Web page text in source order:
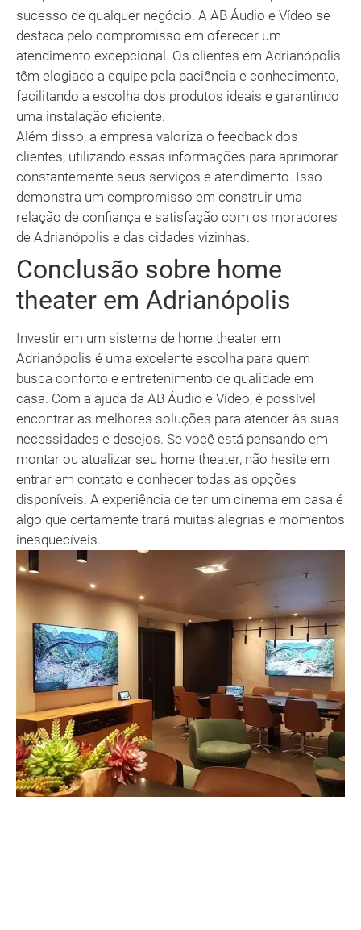
sucesso de qualquer negócio. A AB Áudio e Vídeo se
destaca pelo compromisso em oferecer um
atendimento excepcional. Os clientes em Adrianópolis
têm elogiado a equipe pela paciência e conhecimento,
facilitando a escolha dos produtos ideais e garantindo
uma instalação eficiente.
Além disso, a empresa valoriza o feedback dos
clientes, utilizando essas informações para aprimorar
constantemente seus serviços e atendimento. Isso
demonstra um compromisso em construir uma
relação de confiança e satisfação com os moradores
de Adrianópolis e das cidades vizinhas.
Conclusão sobre home
theater em Adrianópolis
Investir em um sistema de home theater em
Adrianópolis é uma excelente escolha para quem
busca conforto e entretenimento de qualidade em
casa. Com a ajuda da AB Áudio e Vídeo, é possível
encontrar as melhores soluções para atender às suas
necessidades e desejos. Se você está pensando em
montar ou atualizar seu home theater, não hesite em
entrar em contato e conhecer todas as opções
disponíveis. A experiência de ter um cinema em casa é
algo que certamente trará muitas alegrias e momentos
inesquecíveis.